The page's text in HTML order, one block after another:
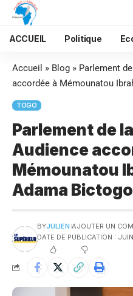
ACCUEIL Politique
Accueil » Blog » Parlement
accordée à Mémounatou
TOGO
Parlement de
Audience
Mémounatou
Adama Bictogo
BYJULIEN AJOUTER UN
DATE DE PUBLICATION :